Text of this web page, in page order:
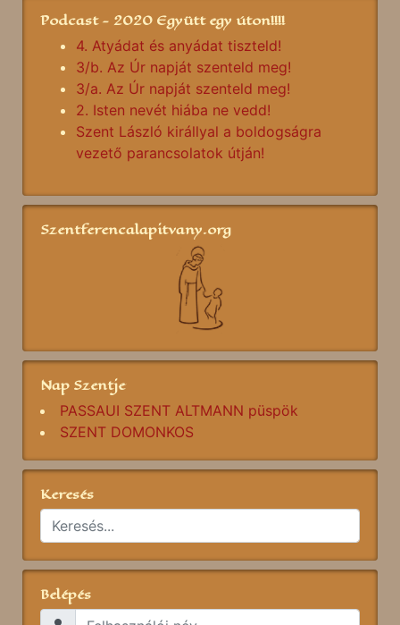
Podcast - 2020 Együtt egy úton!!!!
4. Atyádat és anyádat tiszteld!
3/b. Az Úr napját szenteld meg!
3/a. Az Úr napját szenteld meg!
2. Isten nevét hiába ne vedd!
Szent László királlyal a boldogságra
vezető parancsolatok útján!
Szentferencalapitvany.org
Nap Szentje
PASSAUI SZENT ALTMANN püspök
SZENT DOMONKOS
Keresés
Belépés